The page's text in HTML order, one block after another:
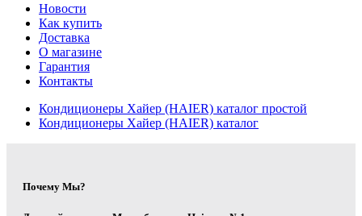
Новости
Как купить
Доставка
О магазине
Гарантия
Контакты
Кондиционеры Хайер (HAIER) каталог простой
Кондиционеры Хайер (HAIER) каталог
Почему Мы?